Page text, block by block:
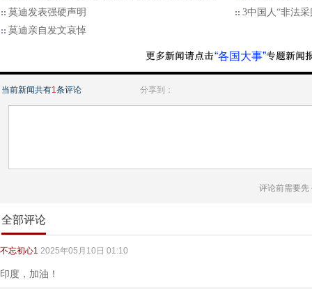
莫迪发表强硬声明
3中国人“非法
莫迪亲自发文哀悼
“各国大事”
当前新闻共有1 条评论 分享到：
评论前需要先
全部评论
不忘初心1 2025年05月10日 01:10
印度，加油！